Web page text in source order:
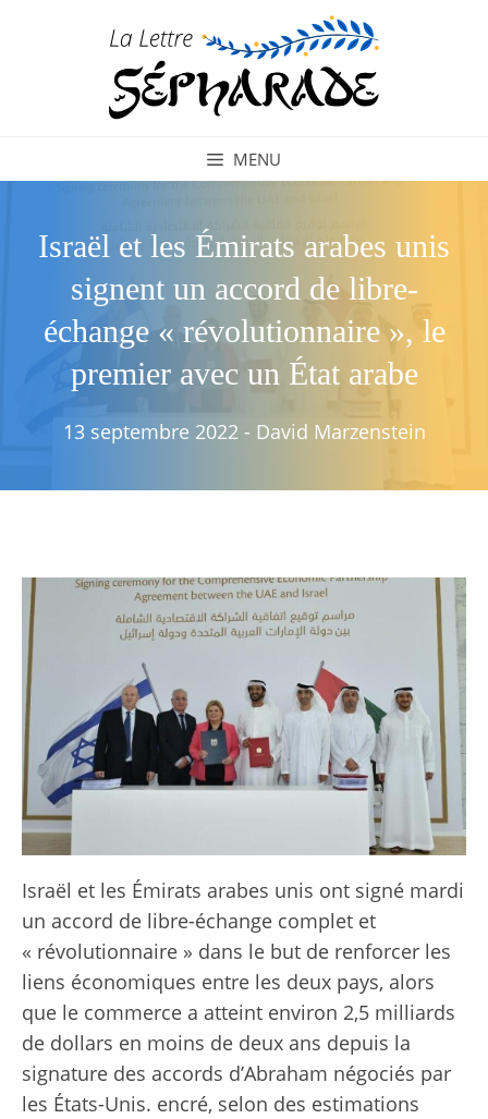
MENU
Israël et les Émirats arabes unis
signent un accord de libre-
échange « révolutionnaire », le
premier avec un État arabe
13 septembre 2022 - David Marzenstein
Israël et les Émirats arabes unis ont signé mardi
un accord de libre-échange complet et
« révolutionnaire » dans le but de renforcer les
liens économiques entre les deux pays, alors
que le commerce a atteint environ 2,5 milliards
de dollars en moins de deux ans depuis la
signature des accords d’Abraham négociés par
les États-Unis. encré, selon des estimations